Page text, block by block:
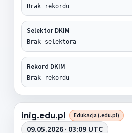
Brak rekordu
Selektor DKIM
Brak selektora
Rekord DKIM
Brak rekordu
inig.edu.pl Edukacja (.edu.pl)
09.05.2026 · 03:09 UTC